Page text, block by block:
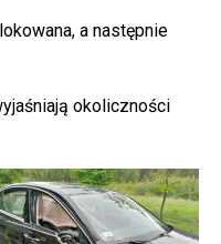
a następnie
okoliczności